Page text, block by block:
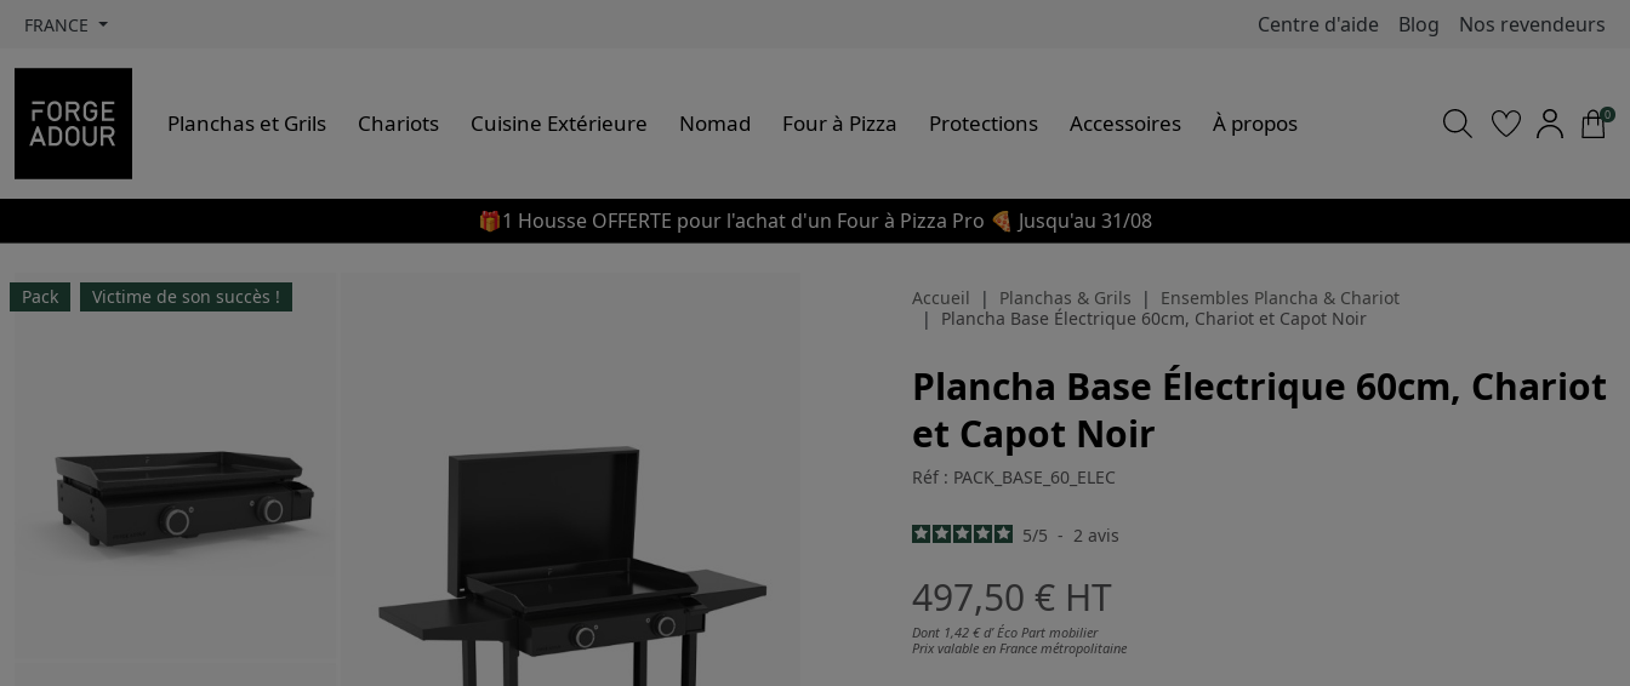
FRANCE Centre d'aide Blog Nos revendeurs
Planchas et Grils Chariots Cuisine Extérieure Nomad Four à Pizza Protections Accessoires À propos 0
🎁1 Housse OFFERTE pour l'achat d'un Four à Pizza Pro 🍕 Jusqu'au 31/08
Pack Victime de son succès ! Accueil Planchas & Grils
Ensembles Plancha & Chariot
Plancha Base Électrique 60cm, Chariot et Capot Noir
Plancha Base Électrique 60cm, Chariot
et Capot Noir
Réf : PACK_BASE_60_ELEC
5/5 - 2 avis
497,50 € HT
Dont 1,42 € d’ Éco Part mobilier
Prix valable en France métropolitaine